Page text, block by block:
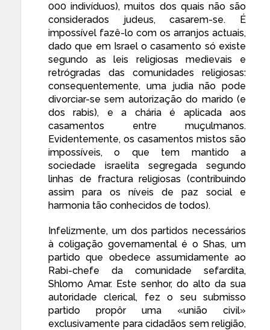
000 indivíduos), muitos dos quais não são
considerados judeus, casarem-se. É
impossível fazê-lo com os arranjos actuais,
dado que em Israel o casamento só existe
segundo as leis religiosas medievais e
retrógradas das comunidades religiosas:
consequentemente, uma judia não pode
divorciar-se sem autorização do marido(e
dos rabis), e a chária é aplicada aos
casamentos entre muçulmanos.
Evidentemente, os casamentos mistos são
impossíveis, o que tem mantido a
sociedade israelita segregada segundo
linhas de fractura religiosas (contribuindo
assim para os níveis de paz social e
harmonia tão conhecidos de todos).
Infelizmente, um dos partidos necessários
à coligação governamental é o Shas, um
partido que obedece assumidamente ao
Rabi-chefe da comunidade sefardita,
Shlomo Amar. Este senhor, do alto da sua
autoridade clerical, fez o seu submisso
partido propôr uma «união civil»
exclusivamente para cidadãos sem religião,